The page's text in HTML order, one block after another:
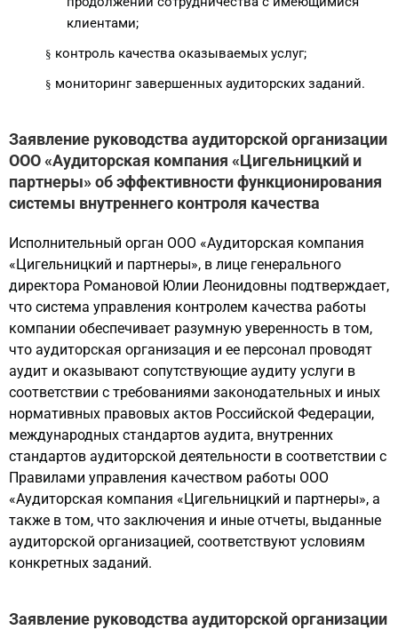
клиентами;
§ контроль качества оказываемых услуг;
§ мониторинг завершенных аудиторских заданий.
Заявление руководства аудиторской организации
ООО «Аудиторская компания «Цигельницкий и
партнеры» об эффективности функционирования
системы внутреннего контроля качества
Исполнительный орган ООО «Аудиторская компания
«Цигельницкий и партнеры», в лице генерального
директора Романовой Юлии Леонидовны подтверждает,
что система управления контролем качества работы
компании обеспечивает разумную уверенность в том,
что аудиторская организация и ее персонал проводят
аудит и оказывают сопутствующие аудиту услуги в
соответствии с требованиями законодательных и иных
нормативных правовых актов Российской Федерации,
международных стандартов аудита, внутренних
стандартов аудиторской деятельности в соответствии с
Правилами управления качеством работы ООО
«Аудиторская компания «Цигельницкий и партнеры», а
также в том, что заключения и иные отчеты, выданные
аудиторской организацией, соответствуют условиям
конкретных заданий.
Заявление руководства аудиторской организации